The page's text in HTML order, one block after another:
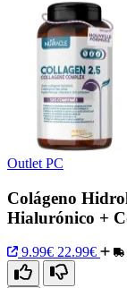
Outlet PC
Colágeno
Hialurónico +
9.99€ 22.99€